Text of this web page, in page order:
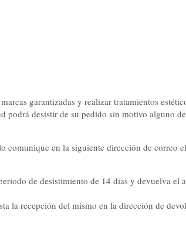
garantizadas y realizar tratamientos
desistir de su pedido sin motivo alguno
comunique en la siguiente dirección de
de desistimiento de 14 días y devuelva
la recepción del mismo en la dirección de